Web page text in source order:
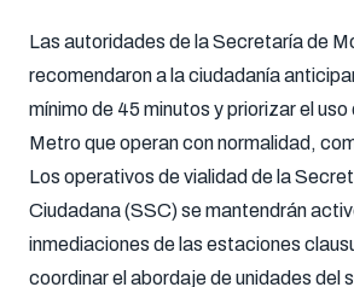
Las autoridades de la Secretaría de
recomendaron a la ciudadanía
mínimo de 45 minutos y priorizar el uso
Metro que operan con normalidad,
Los operativos de vialidad de la
Ciudadana (SSC) se mantendrán
inmediaciones de las estaciones
coordinar el abordaje de unidades del